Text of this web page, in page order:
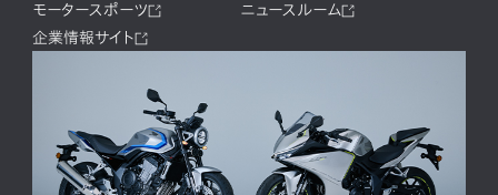
モータースポーツ
ニュースルーム
企業情報サイト